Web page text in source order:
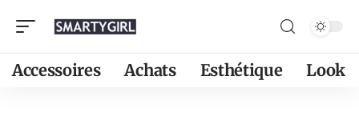
Accessoires Achats Esthétique Look